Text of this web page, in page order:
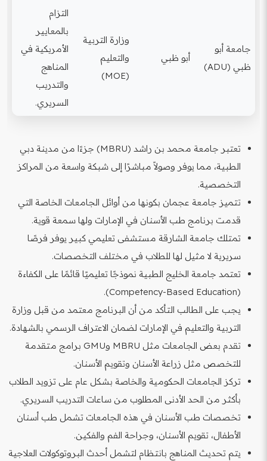
جامعة أبو
ظبي (ADU)
أبو ظبي
وزارة التربية
والتعليم
(MOE)
التزام
بالمعايير
الأمريكية في
المناهج
والتدريب
السريري.
تعتبر جامعة محمد بن راشد (MBRU) جزءًا من مدينة دبي
الطبية، مما يوفر وصولاً مباشرًا إلى شبكة واسعة من المراكز
التخصصية.
تتميز جامعة عجمان بكونها من أوائل الجامعات الخاصة التي
قدمت برنامج طب الأسنان في الإمارات ولها سمعة قوية.
تمتلك جامعة الشارقة مستشفى تعليمي كبير يوفر فرصًا
سريرية لا مثيل لها للطلاب في مختلف التخصصات.
تعتمد جامعة الخليج الطبية نموذجًا تعليميًا قائمًا على الكفاءة
(Competency-Based Education).
يجب على الطالب التأكد من أن البرنامج معتمد من قبل وزارة
التربية والتعليم في الإمارات لضمان الاعتراف الرسمي بالشهادة.
تقدم بعض الجامعات مثل MBRU وGMU برامج متقدمة
للتخصص مثل زراعة الأسنان وتقويم الأسنان.
تركز الجامعات الحكومية والخاصة بشكل عام على تزويد الطلاب
بأكثر من الحد الأدنى المطلوب من ساعات التدريب السريري.
تخصصات طب الأسنان في هذه الجامعات تشمل طب أسنان
الأطفال، تقويم الأسنان، وجراحة الفم والفكين.
يتم تحديث المناهج بانتظام لتشمل أحدث البروتوكولات العلاجية